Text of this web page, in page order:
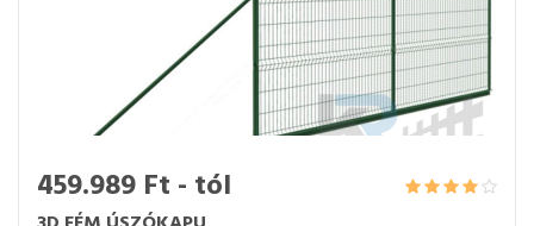
459.989 Ft - tól